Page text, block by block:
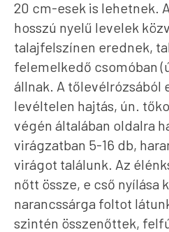
20 cm-esek is lehetnek.
hosszú nyelű levelek
talajfelszínen erednek,
felemelkedő csomóban
állnak. A tőlevélrózsából
levéltelen hajtás, ún.
végén általában oldalra
virágzatban 5-16 db,
virágot találunk. Az
nőtt össze, e cső nyílása
narancssárga foltot
szintén összenőttek,